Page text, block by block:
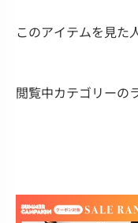
このアイテムを見た
閲覧中カテゴリーの